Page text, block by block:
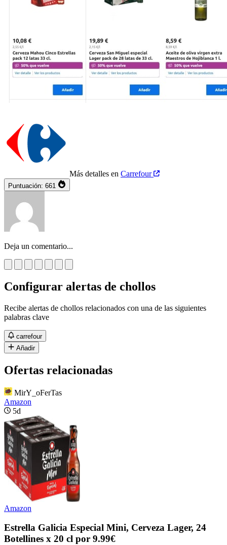
Más detalles en Carrefour
Puntuación: 661
Deja un comentario...
Configurar alertas de chollos
Recibe alertas de chollos relacionados con una de las siguientes
palabras clave
carrefour
Añadir
Ofertas relacionadas
MirY_oFerTas
Amazon
5d
Amazon
Estrella Galicia Especial Mini, Cerveza Lager, 24
Botellines x 20 cl por 9.99€